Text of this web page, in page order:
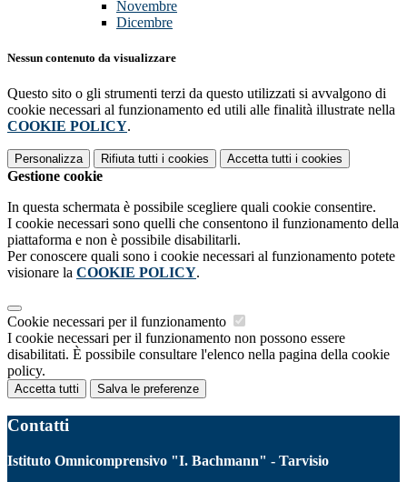
Novembre
Dicembre
Nessun contenuto da visualizzare
Questo sito o gli strumenti terzi da questo utilizzati si avvalgono di
cookie necessari al funzionamento ed utili alle finalità illustrate nella
COOKIE POLICY.
Personalizza Rifiuta tutti i cookies Accetta tutti i cookies
Gestione cookie
In questa schermata è possibile scegliere quali cookie consentire.
I cookie necessari sono quelli che consentono il funzionamento della
piattaforma e non è possibile disabilitarli.
Per conoscere quali sono i cookie necessari al funzionamento potete
visionare la COOKIE POLICY.
Cookie necessari per il funzionamento
I cookie necessari per il funzionamento non possono essere
disabilitati. È possibile consultare l'elenco nella pagina della cookie
policy.
Accetta tutti Salva le preferenze
Contatti
Istituto Omnicomprensivo "I. Bachmann" - Tarvisio